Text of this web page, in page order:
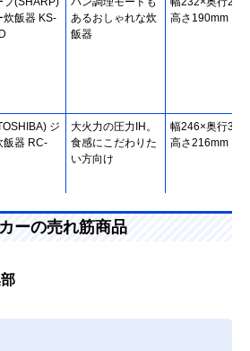
炊飯器 KS-
あるおしゃれな炊
飯器
高さ190mm
ジ
飯器 RC-
大火力の圧力IH。
食感にこだわりた
い方向け
幅246×奥行
高さ216mm
ーの売れ筋商品